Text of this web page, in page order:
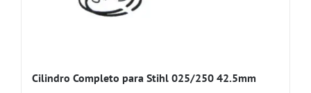
Cilindro Completo para Stihl 025/250 42.5mm